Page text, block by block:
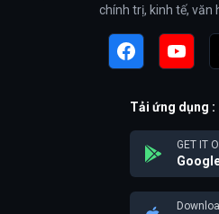
chính trị, kinh tế, văn
Tải ứng dụng :
GET IT